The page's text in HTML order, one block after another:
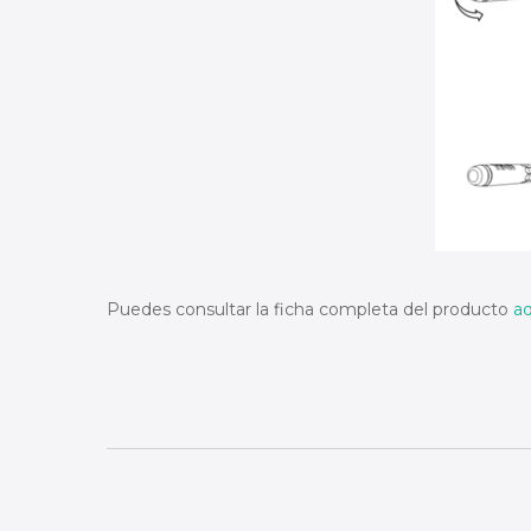
Puedes consultar la ficha completa del producto